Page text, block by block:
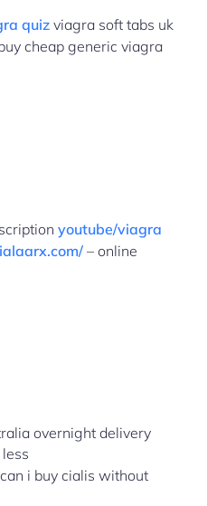
quizviagra soft tabs uk
cheap generic viagra
youtube/viagra
– online
overnight delivery
i buy cialis without